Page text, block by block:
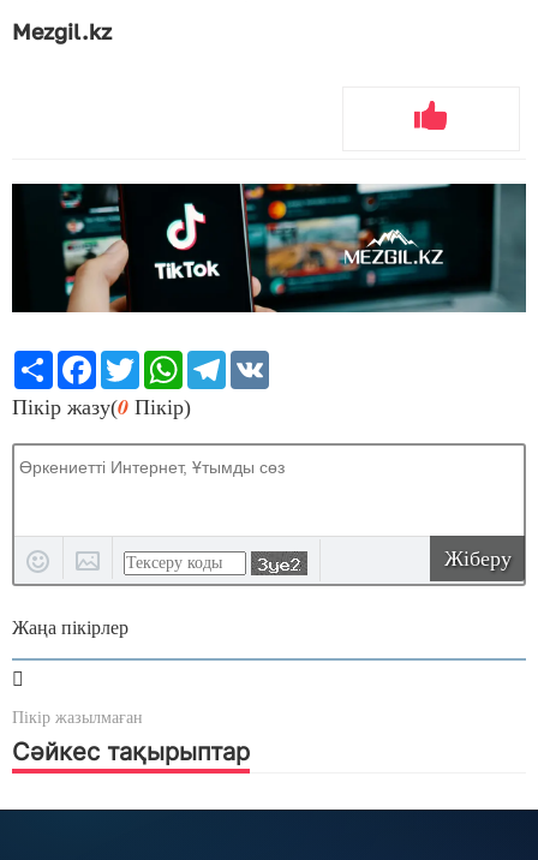
Mezgil.kz
Share Facebook
TwitterWhatsApp
Telegram
Пікір жазу(0 Пікір)
Жіберу
Жаңа пікірлер
Пікір жазылмаған
Сәйкес тақырыптар